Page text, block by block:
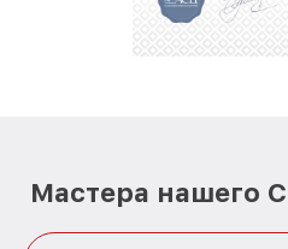
Мастера нашего